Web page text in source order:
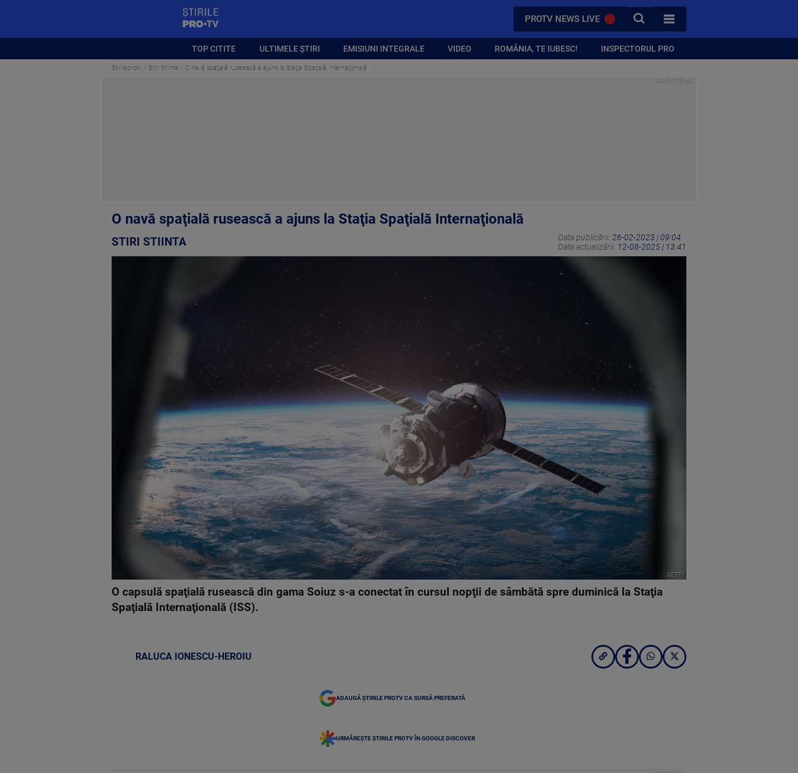
PROTV NEWS LIVE CAUTA
TOATE CATEGORIILE
TOP CITITE ULTIMELE ȘTIRI EMISIUNI INTEGRALE VIDEO ROMÂNIA, TE IUBESC! INSPECTORUL PRO
Stirileprotv Stiri Stiinta O navă spaţială rusească a ajuns la Staţia Spaţială Internaţională
O navă spaţială rusească a ajuns la Staţia Spaţială Internaţională
STIRI STIINTA Data publicării: 26-02-2023 | 09:04
Data actualizării: 12-08-2025 | 13:41
GETTY
O capsulă spaţială rusească din gama Soiuz s-a conectat în cursul nopţii de sâmbătă spre duminică la Staţia
Spaţială Internaţională (ISS).
RALUCA IONESCU-HEROIU
ADAUGĂ ȘTIRILE PROTV CA SURSĂ PREFERATĂ
URMĂREȘTE ȘTIRILE PROTV ÎN GOOGLE DISCOVER